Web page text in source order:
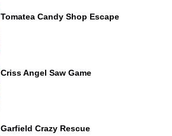
Tomatea Candy Shop Escape
Criss Angel Saw Game
Garfield Crazy Rescue